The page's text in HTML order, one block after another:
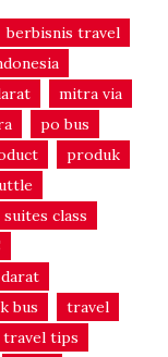
berbisnis travel
mitra via
po bus
produk
suites class
bus
travel
travel tips